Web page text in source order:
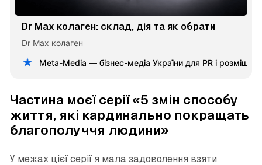
Dr Max колаген: склад, дія та як обрати
Dr Max колаген
Meta-Media — бізнес-медіа України для PR і
Частина моєї серії «5 змін способу
життя, які кардинально покращать
благополуччя людини»
У межах цієї серії я мала задоволення взяти